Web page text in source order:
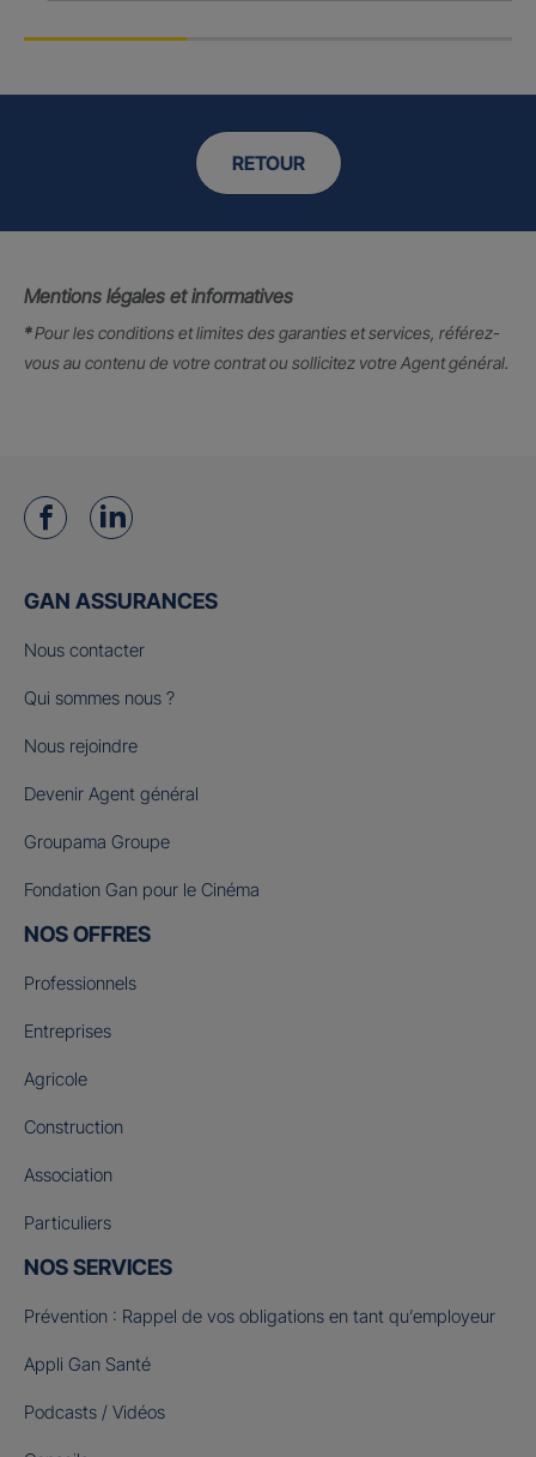
RETOUR
Mentions légales et informatives
*Pour les conditions et limites des garanties et services, référez-
vous au contenu de votre contrat ou sollicitez votre Agent général.
GAN ASSURANCES
Nous contacter
Qui sommes nous ?
Nous rejoindre
Devenir Agent général
Groupama Groupe
Fondation Gan pour le Cinéma
NOS OFFRES
Professionnels
Entreprises
Agricole
Construction
Association
Particuliers
NOS SERVICES
Prévention : Rappel de vos obligations en tant qu’employeur
Appli Gan Santé
Podcasts / Vidéos